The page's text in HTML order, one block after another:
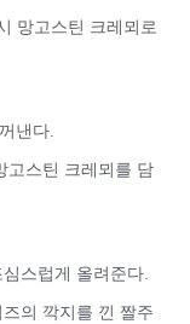
망고스틴 크레뫼로
낸다.
고스틴 크레뫼를 담
스럽게 올려준다.
의 깍지를 낀 짤주